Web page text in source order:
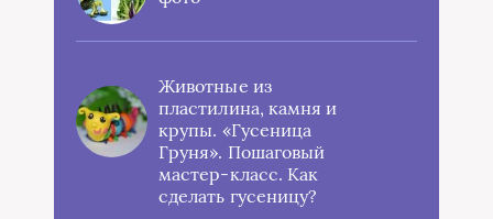
Животные из
пластилина, камня и
крупы. «Гусеница
Груня». Пошаговый
мастер-класс. Как
сделать гусеницу?